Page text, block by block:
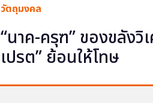
วัตถุมงคล
“นาค-ครุฑ” ของขลัง
เปรต” ย้อนให้โทษ